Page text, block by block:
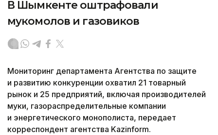
В Шымкенте оштрафовали
мукомолов и газовиков
Мониторинг департамента Агентства по защите
и развитию конкуренции охватил 21 товарный
рынок и 25 предприятий, включая производителей
муки, газораспределительные компании
и энергетического монополиста, передает
корреспондент агентства Kazinform.